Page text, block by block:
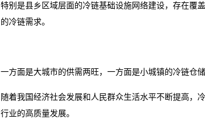
特别是县乡区域层面的冷链基础设施网络建设，存在覆
的冷链需求。
一方面是大城市的供需两旺，一方面是小城镇的冷链仓
随着我国经济社会发展和人民群众生活水平不断提高，
行业的高质量发展。